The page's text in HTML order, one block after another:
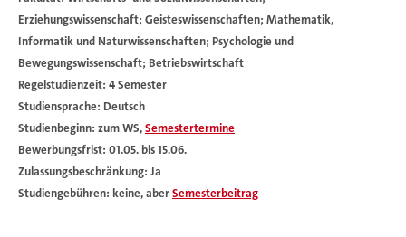
Erziehungswissenschaft; Geisteswissenschaften; Mathematik,
Informatik und Naturwissenschaften; Psychologie und
Bewegungswissenschaft; Betriebswirtschaft
Regelstudienzeit: 4 Semester
Studiensprache: Deutsch
Studienbeginn: zum WS,Semestertermine
Bewerbungsfrist: 01.05. bis 15.06.
Zulassungsbeschränkung: Ja
Studiengebühren: keine, aberSemesterbeitrag